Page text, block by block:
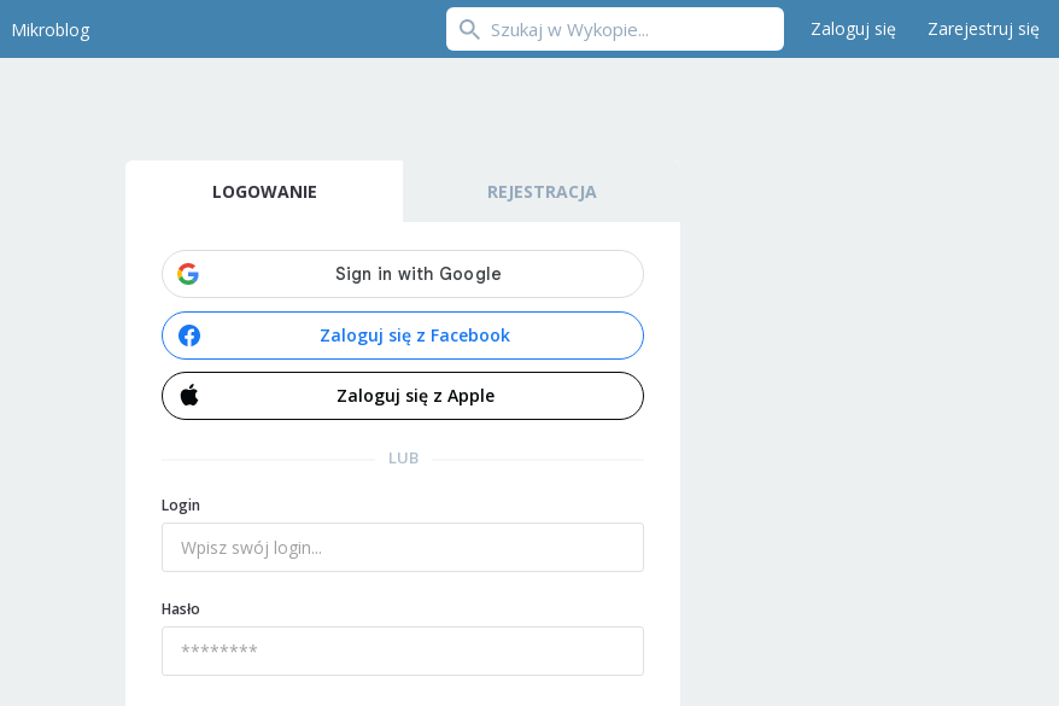
Mikroblog Zaloguj się Zarejestruj się
LOGOWANIE REJESTRACJA
Zaloguj się z Facebook
Zaloguj się z Apple
LUB
Login
Hasło